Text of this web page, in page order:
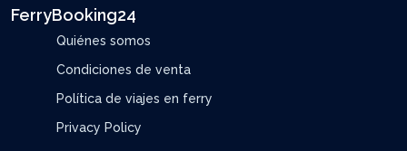
FerryBooking24
Quiénes somos
Condiciones de venta
Política de viajes en ferry
Privacy Policy